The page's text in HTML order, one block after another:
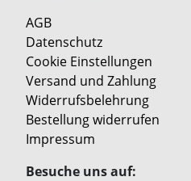
AGB
Datenschutz
Cookie Einstellungen
Versand und Zahlung
Widerrufsbelehrung
Bestellung widerrufen
Impressum
Besuche uns auf: